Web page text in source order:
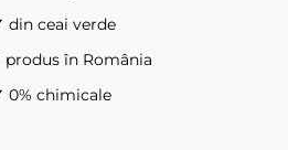
din ceai verde
produs în România
0% chimicale